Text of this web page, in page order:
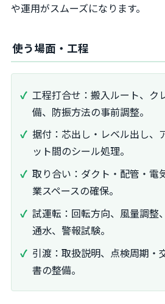
や運用がスムーズになります。
使う場面・工程
工程打合せ：搬入ルート、ク
備、防振方法の事前調整。
据付：芯出し・レベル出し、
ット間のシール処理。
取り合い：ダクト・配管・電
業スペースの確保。
試運転：回転方向、風量調整
通水、警報試験。
引渡：取扱説明、点検周期・
書の整備。